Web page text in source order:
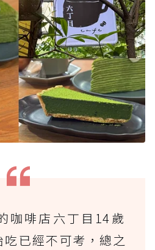
咖啡店六丁目14歲
已經不可考，總之